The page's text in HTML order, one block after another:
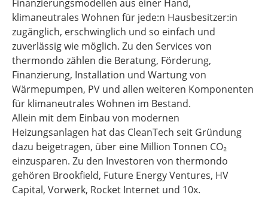
Finanzierungsmodellen aus einer Hand,
klimaneutrales Wohnen für jede:n Hausbesitzer:in
zugänglich, erschwinglich und so einfach und
zuverlässig wie möglich. Zu den Services von
thermondo zählen die Beratung, Förderung,
Finanzierung, Installation und Wartung von
Wärmepumpen, PV und allen weiteren Komponenten
für klimaneutrales Wohnen im Bestand.
Allein mit dem Einbau von modernen
Heizungsanlagen hat das CleanTech seit Gründung
dazu beigetragen, über eine Million Tonnen CO₂
einzusparen. Zu den Investoren von thermondo
gehören Brookfield, Future Energy Ventures, HV
Capital, Vorwerk, Rocket Internet und 10x.